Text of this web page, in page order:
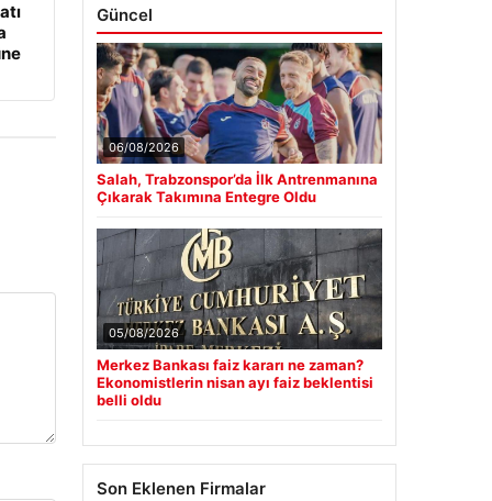
Güncel
06/08/2026
Salah, Trabzonspor’da İlk Antrenmanına
Çıkarak Takımına Entegre Oldu
05/08/2026
Merkez Bankası faiz kararı ne zaman?
Ekonomistlerin nisan ayı faiz beklentisi
belli oldu
Son Eklenen Firmalar